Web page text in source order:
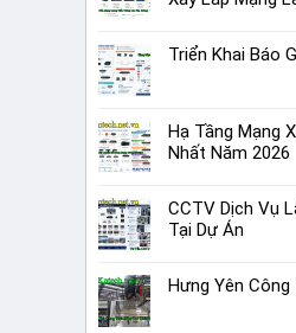
Triển Khai Báo
Hạ Tầng Mạng
Nhất Năm 2026
CCTV Dịch Vụ
Tại Dự Án
Hưng Yên